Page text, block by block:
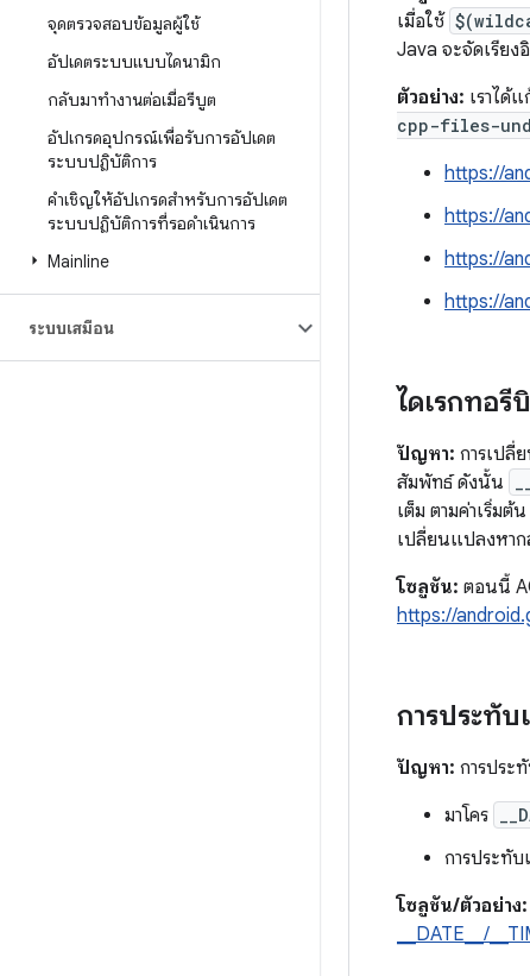
จุดตรวจสอบข้อมูลผู้ใช้
อัปเดตระบบแบบไดนามิก
กลับมาทำงานต่อเมื่อรีบูต
อัปเกรดอุปกรณ์เพื่อรับการอัปเดต
ระบบปฏิบัติการ
คำเชิญให้อัปเกรดสำหรับการอัปเดต
ระบบปฏิบัติการที่รอดำเนินการ
Mainline
ระบบเสมือน
เมื่อใช้
Java จะจัดเรีย
ตัวอย่าง: เราได้
cpp-files-
https://
https://
https://
https://
ไดเรกทอรี
ปัญหา: การเปลี่
สัมพัทธ์ ดังนั้น
เต็ม ตามค่าเริ่มต้
เปลี่ยนแปลงหา
โซลูชัน: ตอนนี้
https://
การประทับ
ปัญหา: การประ
มาโคร
การประทับ
โซลูชัน/ตัวอย่าง:
__DATE__/